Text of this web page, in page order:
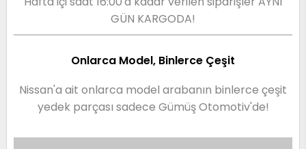
GÜN KARGODA!
Onlarca Model, Binlerce Çeşit
Nissan'a ait onlarca model arabanın binlerce çeşit
yedek parçası sadece Gümüş Otomotiv'de!